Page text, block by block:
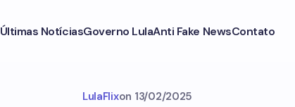
Últimas NotíciasGoverno LulaAnti Fake NewsContato
LulaFlixon 13/02/2025